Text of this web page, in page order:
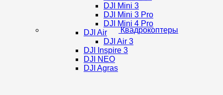
Квадрокоптеры
DJI Mini 3
DJI Mini 3 Pro
DJI Mini 4 Pro
DJI Air
DJI Air 3
DJI Inspire 3
DJI NEO
DJI Agras